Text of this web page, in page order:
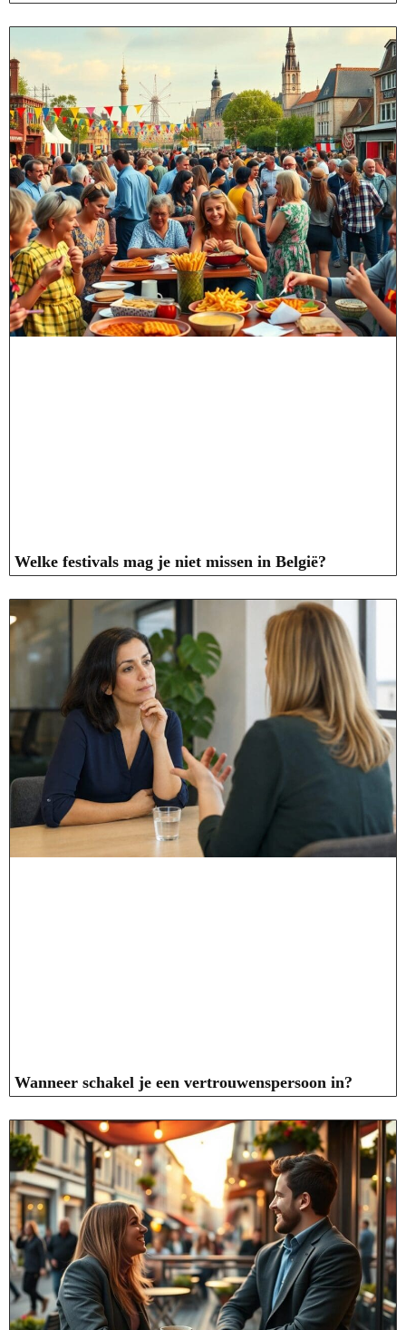
Welke festivals mag je niet missen in België?
Wanneer schakel je een vertrouwenspersoon in?